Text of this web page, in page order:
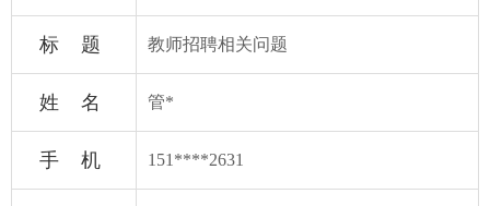
标 题 教师招聘相关问题
姓 名 管*
手 机 151****2631